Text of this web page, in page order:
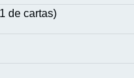
de cartas)